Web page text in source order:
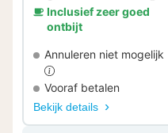
Inclusief zeer goed
ontbijt
Annuleren niet mogelijk
Vooraf betalen
Bekijk details